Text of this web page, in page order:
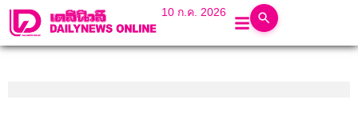
10 ก.ค. 2026